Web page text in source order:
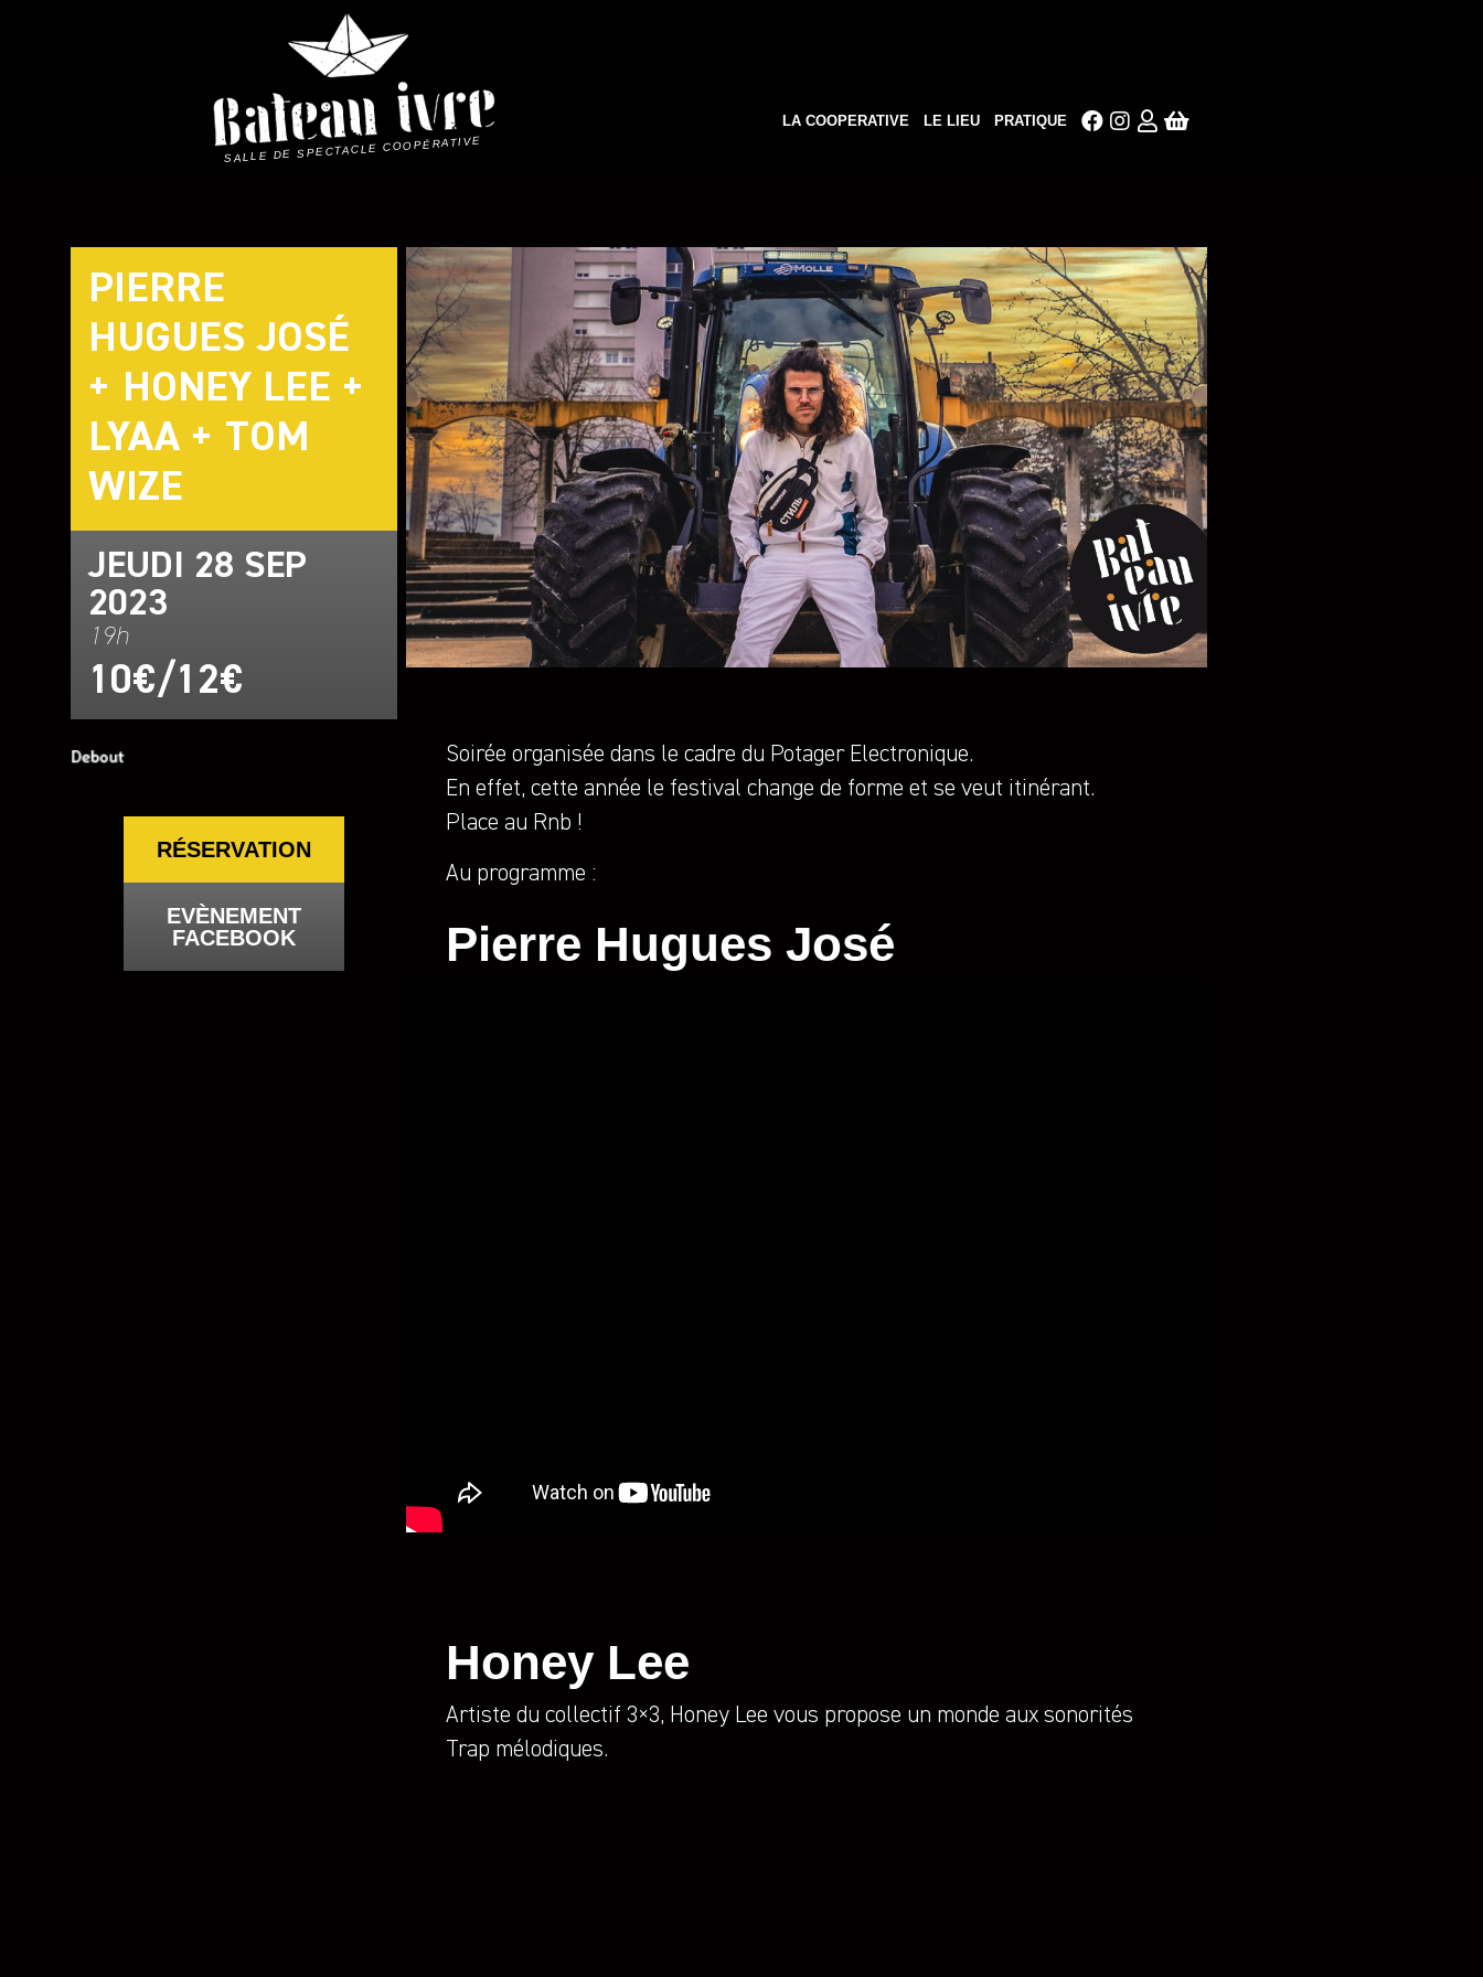
SALLE DE SPECTACLE COOPÉRATIVE
LA COOPERATIVE LE LIEU PRATIQUE
PIERRE
HUGUES JOSÉ
+ HONEY LEE +
LYAA + TOM
WIZE
JEUDI 28 SEP
2023
19h
10€/12€
RÉSERVATION
EVÈNEMENT
FACEBOOK
Soirée organisée dans le cadre du Potager Electronique.
En effet, cette année le festival change de forme et se veut itinérant.
Place au Rnb !
Au programme :
Pierre Hugues José
Honey Lee
Artiste du collectif 3×3, Honey Lee vous propose un monde aux sonorités
Trap mélodiques.